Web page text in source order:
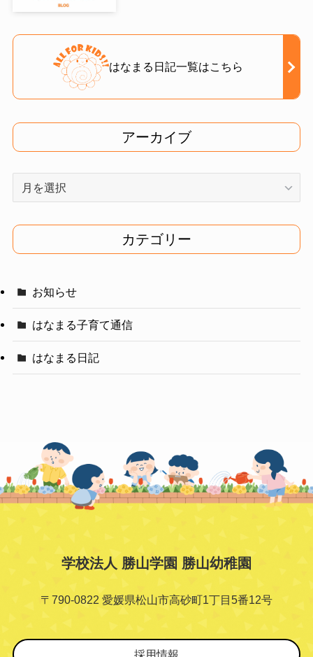
はなまる日記一覧はこちら
アーカイブ
イ
ブ
カテゴリー
お知らせ
はなまる子育て通信
はなまる日記
学校法人 勝山学園 勝山幼稚園
〒790-0822 愛媛県松山市高砂町1丁目5番12号
採用情報